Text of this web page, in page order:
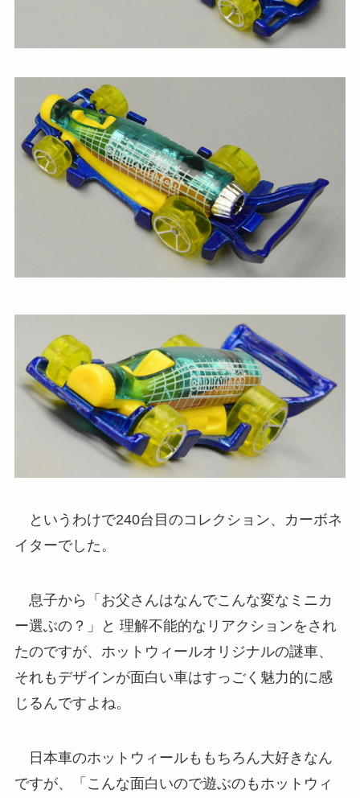
というわけで240台目のコレクション、カーボネ
イターでした。
息子から「お父さんはなんでこんな変なミニカ
ー選ぶの？」と 理解不能的なリアクションをされ
たのですが、ホットウィールオリジナルの謎車、
それもデザインが面白い車はすっごく魅力的に感
じるんですよね。
日本車のホットウィールももちろん大好きなん
ですが、「こんな面白いので遊ぶのもホットウィ